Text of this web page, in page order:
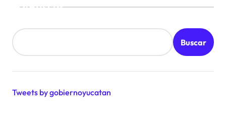
Buscar
Buscar
Tweets by gobiernoyucatan